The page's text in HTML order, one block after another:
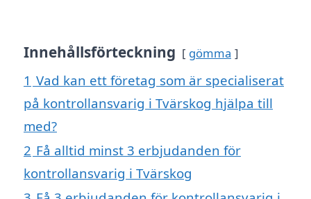
Innehållsförteckning gömma
1 Vad kan ett företag som är specialiserat
på kontrollansvarig i Tvärskog hjälpa till
med?
2 Få alltid minst 3 erbjudanden för
kontrollansvarig i Tvärskog